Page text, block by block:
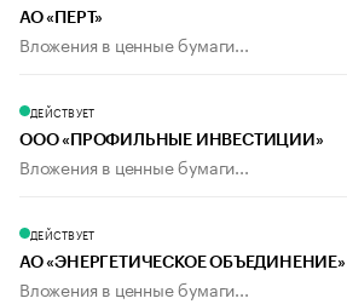
АО «ПЕРТ»
Вложения в ценные бумаги...
ДЕЙСТВУЕТ
ООО «ПРОФИЛЬНЫЕ ИНВЕСТИЦИИ»
Вложения в ценные бумаги...
ДЕЙСТВУЕТ
АО «ЭНЕРГЕТИЧЕСКОЕ ОБЪЕДИНЕНИЕ»
Вложения в ценные бумаги...